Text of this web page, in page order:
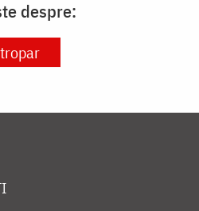
despre:
tropar